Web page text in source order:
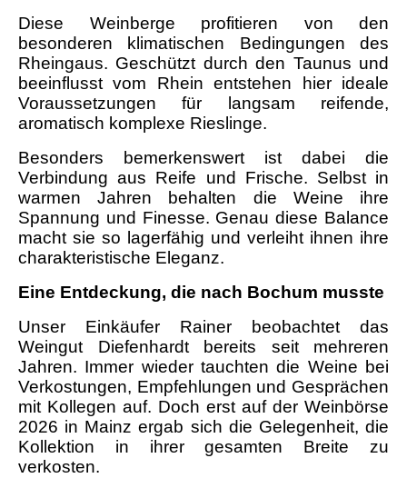
Diese Weinberge profitieren von den
besonderen klimatischen Bedingungen des
Rheingaus. Geschützt durch den Taunus und
beeinflusst vom Rhein entstehen hier ideale
Voraussetzungen für langsam reifende,
aromatisch komplexe Rieslinge.
Besonders bemerkenswert ist dabei die
Verbindung aus Reife und Frische. Selbst in
warmen Jahren behalten die Weine ihre
Spannung und Finesse. Genau diese Balance
macht sie so lagerfähig und verleiht ihnen ihre
charakteristische Eleganz.
Eine Entdeckung, die nach Bochum musste
Unser Einkäufer Rainer beobachtet das
Weingut Diefenhardt bereits seit mehreren
Jahren. Immer wieder tauchten die Weine bei
Verkostungen, Empfehlungen und Gesprächen
mit Kollegen auf. Doch erst auf der Weinbörse
2026 in Mainz ergab sich die Gelegenheit, die
Kollektion in ihrer gesamten Breite zu
verkosten.